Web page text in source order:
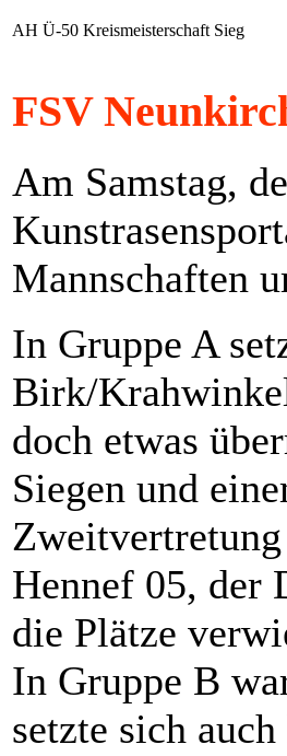
AH Ü-50 Kreismeisterschaft Sieg
FSV
Am Samstag,
Mannschaften
In Gruppe A
Birk/
doch etwas
Siegen und
Hennef 05, der
die Plätze
In Gruppe B
setzte sich